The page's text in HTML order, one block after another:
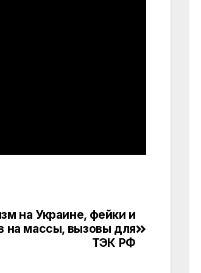
на Украине, фейки и
на массы, вызовы для
ТЭК РФ